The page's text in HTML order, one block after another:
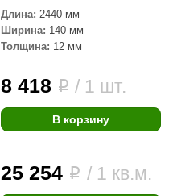
Длина: 2440 мм
Ширина: 140 мм
Толщина: 12 мм
8 418 i / 1 шт.
В корзину
25 254 i / 1 кв.м.